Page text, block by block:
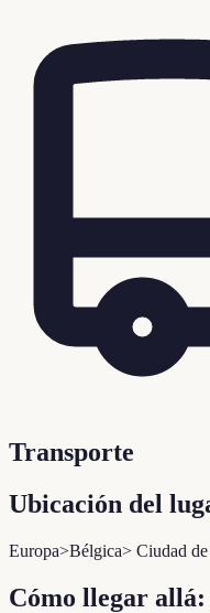
Transporte
Ubicación del
Europa>Bélgica> Ciudad
Cómo llegar allá: